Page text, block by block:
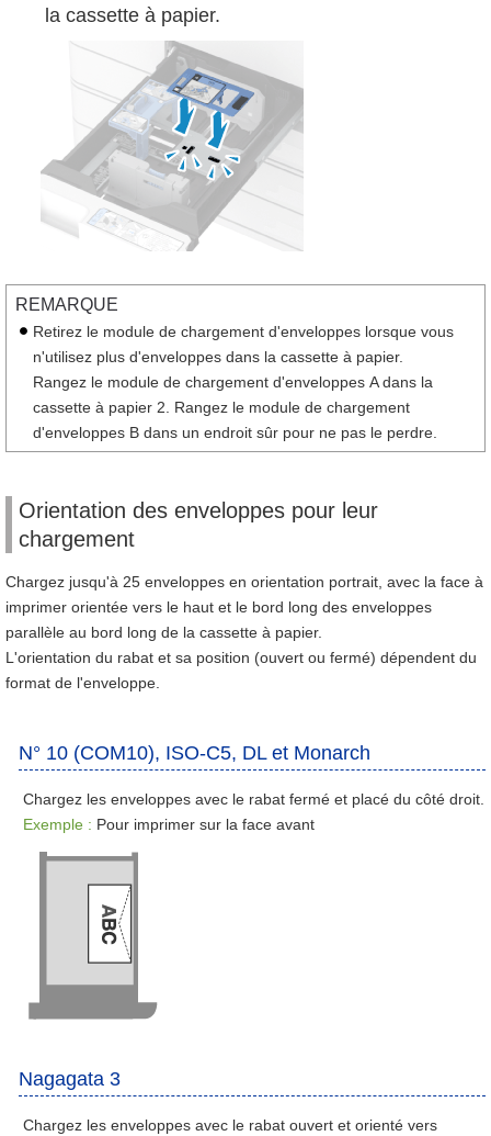
la cassette à papier.
REMARQUE
Retirez le module de chargement d'enveloppes lorsque vous
n'utilisez plus d'enveloppes dans la cassette à papier.
Rangez le module de chargement d'enveloppes A dans la
cassette à papier 2. Rangez le module de chargement
d'enveloppes B dans un endroit sûr pour ne pas le perdre.
Orientation des enveloppes pour leur
chargement
Chargez jusqu'à 25 enveloppes en orientation portrait, avec la face à
imprimer orientée vers le haut et le bord long des enveloppes
parallèle au bord long de la cassette à papier.
L'orientation du rabat et sa position (ouvert ou fermé) dépendent du
format de l'enveloppe.
N° 10 (COM10), ISO-C5, DL et Monarch
Chargez les enveloppes avec le rabat fermé et placé du côté droit.
Exemple : Pour imprimer sur la face avant
Nagagata 3
Chargez les enveloppes avec le rabat ouvert et orienté vers